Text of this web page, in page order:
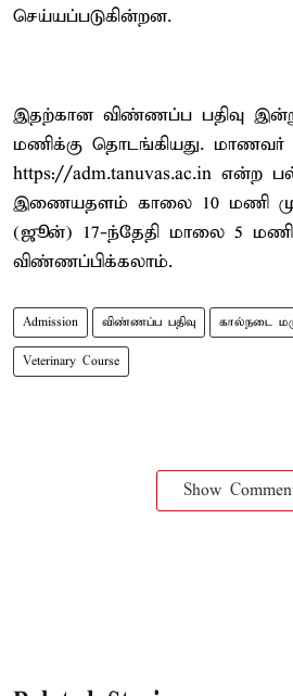
செய்​யப்​படு​கின்​றன.
இதற்கான விண்ணப்ப பதிவு
மணிக்கு தொடங்கியது. மாணவர்
https://adm.tanuvas.ac.in என்ற
இணையதளம் காலை 10 மணி
(ஜூன்) 17-ந்தேதி மாலை 5
விண்ணப்பிக்கலாம்.
Admission விண்ணப்ப பதிவு கால்நடை
Veterinary Course
Show